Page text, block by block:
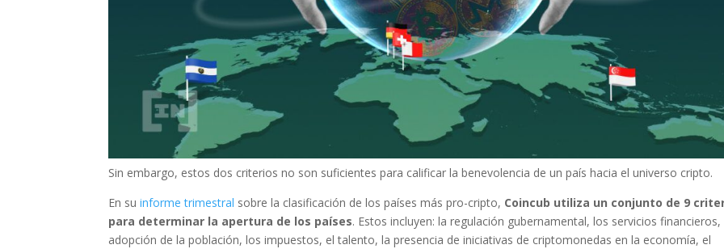
Sin embargo, estos dos criterios no son suficientes para calificar la benevolencia de un país hacia el universo cripto.
En suinforme trimestral sobre la clasificación de los países más pro-cripto, Coincub utiliza un conjunto de 9
para determinar la apertura de los países. Estos incluyen: la regulación gubernamental, los servicios financieros,
adopción de la población, los impuestos, el talento, la presencia de iniciativas de criptomonedas en la economía, el